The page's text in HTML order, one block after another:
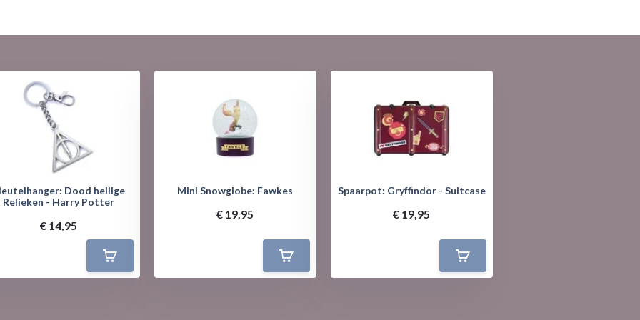
Dood heilige
Relieken - Harry Potter
€ 14,95
Mini Snowglobe: Fawkes
€ 19,95
Spaarpot: Gryffindor - Suitcase
€ 19,95